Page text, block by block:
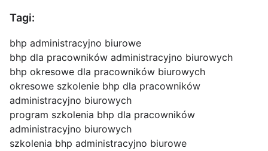
Tagi:
bhp administracyjno biurowe
bhp dla pracowników administracyjno biurowych
bhp okresowe dla pracowników biurowych
okresowe szkolenie bhp dla pracowników
administracyjno biurowych
program szkolenia bhp dla pracowników
administracyjno biurowych
szkolenia bhp administracyjno biurowe